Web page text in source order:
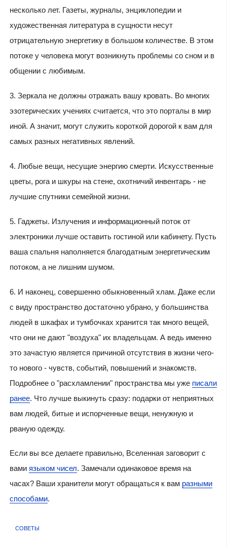
несколько лет. Газеты, журналы, энциклопедии и
художественная литература в сущности несут
отрицательную энергетику в большом количестве. В этом
потоке у человека могут возникнуть проблемы со сном и в
общении с любимым.
3. Зеркала не должны отражать вашу кровать. Во многих
эзотерических учениях считается, что это порталы в мир
иной. А значит, могут служить короткой дорогой к вам для
самых разных негативных явлений.
4. Любые вещи, несущие энергию смерти. Искусственные
цветы, рога и шкуры на стене, охотничий инвентарь - не
лучшие спутники семейной жизни.
5. Гаджеты. Излучения и информационный поток от
электроники лучше оставить гостиной или кабинету. Пусть
ваша спальня наполняется благодатным энергетическим
потоком, а не лишним шумом.
6. И наконец, совершенно обыкновенный хлам. Даже если
с виду пространство достаточно убрано, у большинства
людей в шкафах и тумбочках хранится так много вещей,
что они не дают "воздуха" их владельцам. А ведь именно
это зачастую является причиной отсутствия в жизни чего-
то нового - чувств, событий, повышений и знакомств.
Подробнее о "расхламлении" пространства мы уже писали
ранее. Что лучше выкинуть сразу: подарки от неприятных
вам людей, битые и испорченные вещи, ненужную и
рваную одежду.
Если вы все делаете правильно, Вселенная заговорит с
вами языком чисел. Замечали одинаковое время на
часах? Ваши хранители могут обращаться к вам разными
способами.
СОВЕТЫ